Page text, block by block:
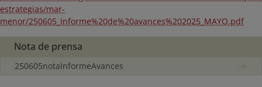
estrategias/mar-
menor/250605_Informe%20de%20avances%202025_MAYO.pdf
Nota de prensa
250605notaInformeAvances